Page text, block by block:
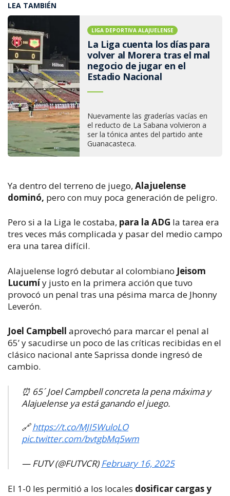
LEA TAMBIÉN
LIGA DEPORTIVA ALAJUELENSE
La Liga cuenta los días para
volver al Morera tras el mal
negocio de jugar en el
Estadio Nacional
Nuevamente las graderías vacías en
el reducto de La Sabana volvieron a
ser la tónica antes del partido ante
Guanacasteca.
Ya dentro del terreno de juego, Alajuelense
dominó, pero con muy poca generación de peligro.
Pero si a la Liga le costaba, para la ADG la tarea era
tres veces más complicada y pasar del medio campo
era una tarea difícil.
Alajuelense logró debutar al colombiano Jeisom
Lucumíy justo en la primera acción que tuvo
provocó un penal tras una pésima marca de Jhonny
Leverón.
Joel Campbell aprovechó para marcar el penal al
65’ y sacudirse un poco de las críticas recibidas en el
clásico nacional ante Saprissa donde ingresó de
cambio.
⏰ 65´ Joel Campbell concreta la pena máxima y
Alajuelense ya está ganando el juego.
🔗https://t.co/MJI5WuloLO
pic.twitter.com/bvtgbMq5wm
— FUTV (@FUTVCR)February 16, 2025
El 1-0 les permitió a los locales dosificar cargas y